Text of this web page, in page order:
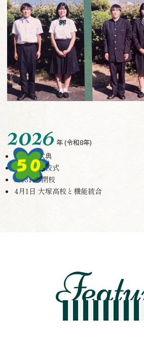
2026 年(令和8年)
50 周年式典
3月4日 閉校式
3月31日 閉校
4月1日 大塚高校と機能統合